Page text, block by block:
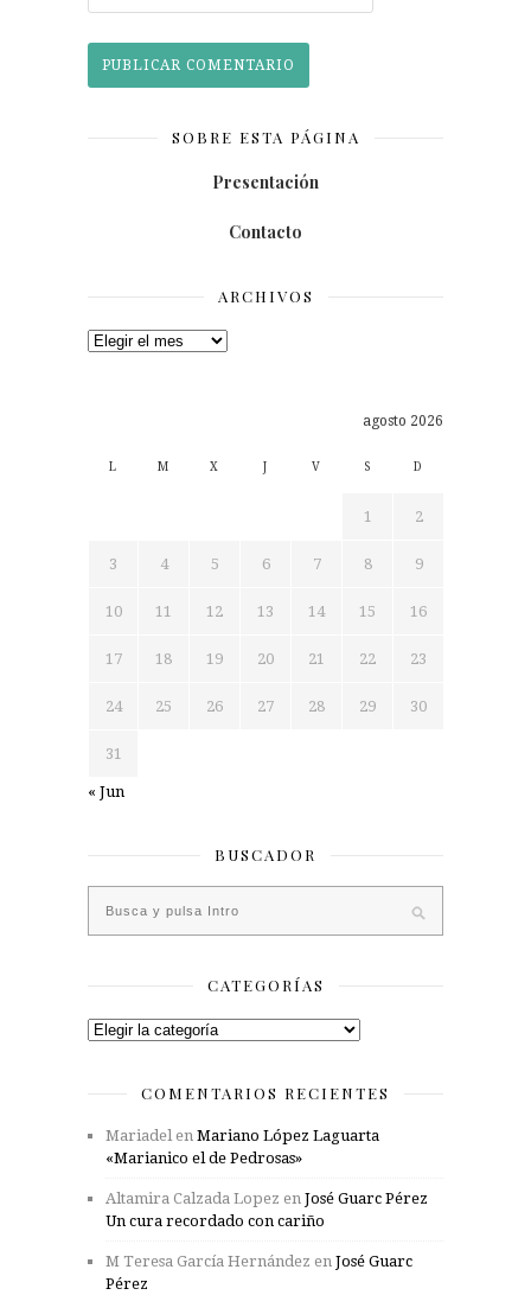
SOBRE ESTA PÁGINA
Presentación
Contacto
ARCHIVOS
Archivos
agosto 2026
L M X J V S D
1 2
3 4 5 6 7 8 9
10 11 12 13 14 15 16
17 18 19 20 21 22 23
24 25 26 27 28 29 30
31
« Jun
BUSCADOR
CATEGORÍAS
Categorías
COMENTARIOS RECIENTES
Mariadelen Mariano López Laguarta
«Marianico el de Pedrosas»
Altamira Calzada Lopez en José Guarc Pérez
Un cura recordado con cariño
M Teresa García Hernández en José Guarc
Pérez